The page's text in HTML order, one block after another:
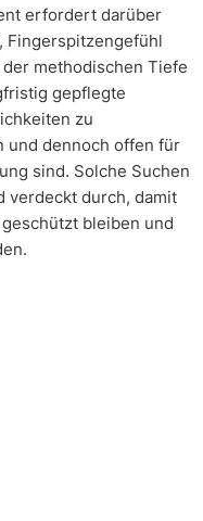
erfordert darüber
Fingerspitzengefühl
methodischen Tiefe
gepflegte
zu
und dennoch offen für
sind. Solche Suchen
verdeckt durch, damit
bleiben und